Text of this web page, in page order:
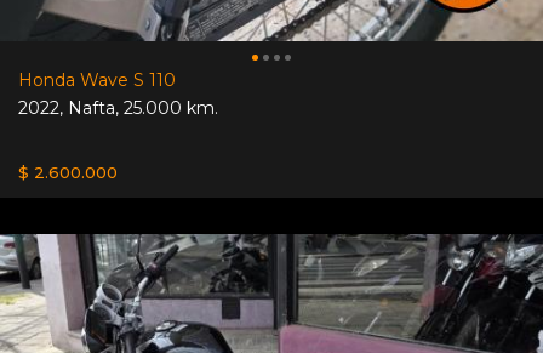
Honda Wave S 110
2022, Nafta, 25.000 km.
$ 2.600.000